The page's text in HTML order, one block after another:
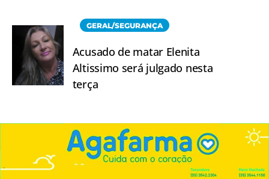
GERAL/SEGURANÇA
Acusado de matar Elenita
Altissimo será julgado nesta
terça